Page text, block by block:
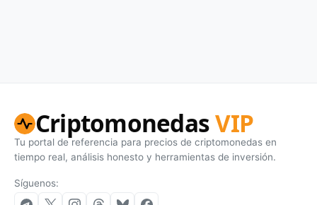
CriptomonedasVIP
Tu portal de referencia para precios de criptomonedas en
tiempo real, análisis honesto y herramientas de inversión.
Síguenos: